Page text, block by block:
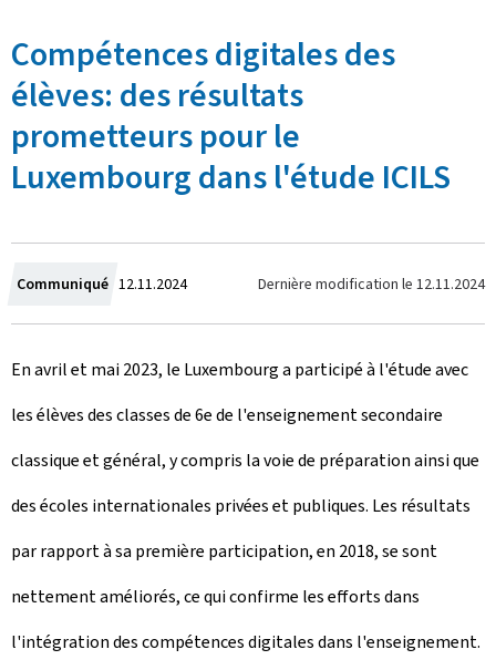
Compétences digitales des
élèves: des résultats
prometteurs pour le
Luxembourg dans l'étude ICILS
Communiqué C
r
é
e
l
e
12.11.2024 Dernière modification le 12.11.2024
En avril et mai 2023, le Luxembourg a participé à l'étude avec
les élèves des classes de 6e de l'enseignement secondaire
classique et général, y compris la voie de préparation ainsi que
des écoles internationales privées et publiques. Les résultats
par rapport à sa première participation, en 2018, se sont
nettement améliorés, ce qui confirme les efforts dans
l'intégration des compétences digitales dans l'enseignement.